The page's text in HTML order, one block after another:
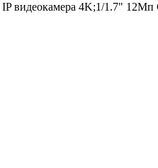
IP видеокамера 4K;1/1.7"